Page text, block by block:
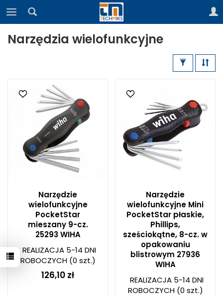
Narzędzia wielofunkcyjne
Narzędzie
wielofunkcyjne
PocketStar
mieszany 9-cz.
25293 WIHA
REALIZACJA 5-14 DNI
ROBOCZYCH(0 szt.)
126,10 zł
Narzędzie
wielofunkcyjne Mini
PocketStar płaskie,
Phillips,
sześciokątne, 8-cz. w
opakowaniu
blistrowym 27936
WIHA
REALIZACJA 5-14 DNI
ROBOCZYCH(0 szt.)